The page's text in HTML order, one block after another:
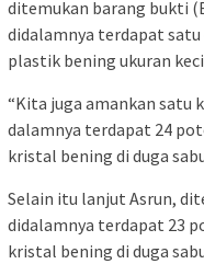
ditemukan barang bukti
didalamnya terdapat satu
plastik bening ukuran
“Kita juga amankan satu
dalamnya terdapat 24
kristal bening di duga
Selain itu lanjut Asrun,
didalamnya terdapat 23
kristal bening di duga